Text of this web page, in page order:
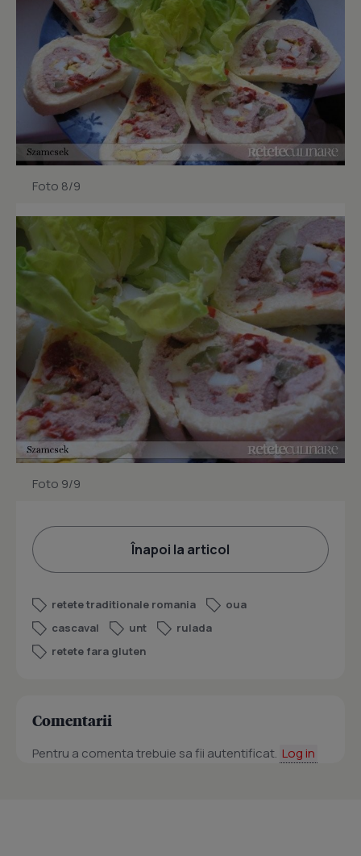
Foto 8/9
Foto 9/9
Înapoi la articol
retete traditionale romania
oua
cascaval
unt
rulada
retete fara gluten
Comentarii
Pentru a comenta trebuie sa fii autentificat. Log in